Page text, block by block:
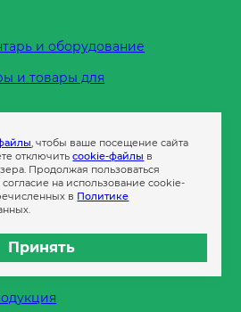
и оборудование
и товары для
, чтобы ваше посещение сайта
отключитьcookie-файлы в
Продолжая пользоваться
на использование cookie-
в Политике
Принять